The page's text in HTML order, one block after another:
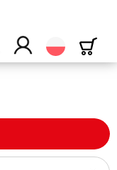
Polski